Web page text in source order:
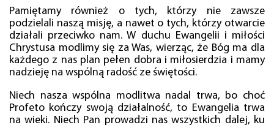
Pamiętamy również o tych, którzy nie zawsze
podzielali naszą misję, a nawet o tych, którzy otwarcie
działali przeciwko nam. W duchu Ewangelii i miłości
Chrystusa modlimy się za Was, wierząc, że Bóg ma dla
każdego z nas plan pełen dobra i miłosierdzia i mamy
nadzieję na wspólną radość ze świętości.
Niech nasza wspólna modlitwa nadal trwa, bo choć
Profeto kończy swoją działalność, to Ewangelia trwa
na wieki. Niech Pan prowadzi nas wszystkich dalej, ku